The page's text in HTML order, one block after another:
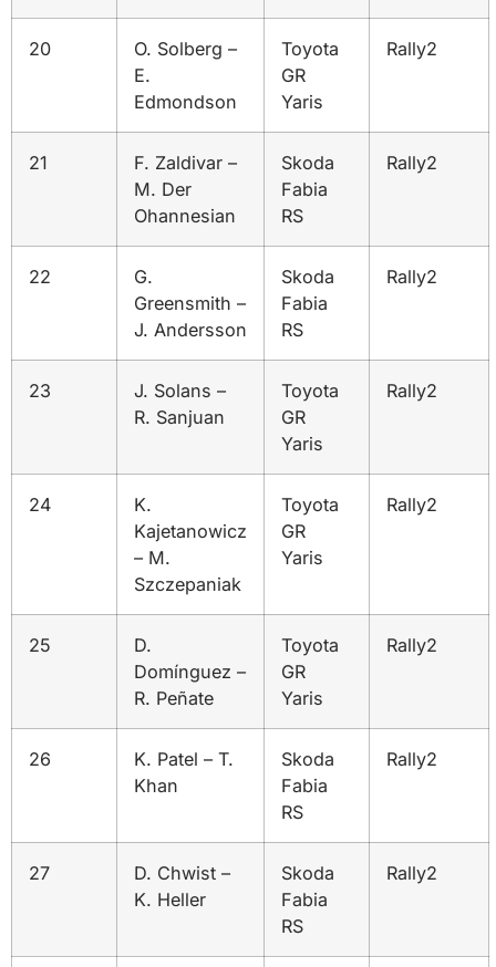
20
O. Solberg –
E.
Edmondson
Toyota
GR
Yaris
Rally2
21
F. Zaldivar –
M. Der
Ohannesian
Skoda
Fabia
RS
Rally2
22
G.
Greensmith –
J. Andersson
Skoda
Fabia
RS
Rally2
23
J. Solans –
R. Sanjuan
Toyota
GR
Yaris
Rally2
24
K.
Kajetanowicz
– M.
Szczepaniak
Toyota
GR
Yaris
Rally2
25
D.
Domínguez –
R. Peñate
Toyota
GR
Yaris
Rally2
26
K. Patel – T.
Khan
Skoda
Fabia
RS
Rally2
27
D. Chwist –
K. Heller
Skoda
Fabia
RS
Rally2